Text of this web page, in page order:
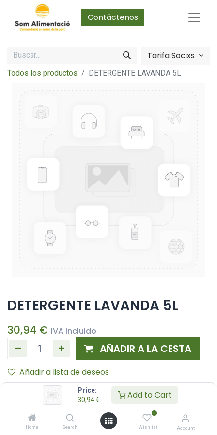
Price:
30,94€ Add to Cart
Home Search
0
Wishlist Account
Contáctenos
Tarifa Socixs
Todos los productos DETERGENTE LAVANDA 5L
DETERGENTE LAVANDA 5L
30,94 € IVA Incluido
AÑADIR A LA CESTA
Añadir a lista de deseos